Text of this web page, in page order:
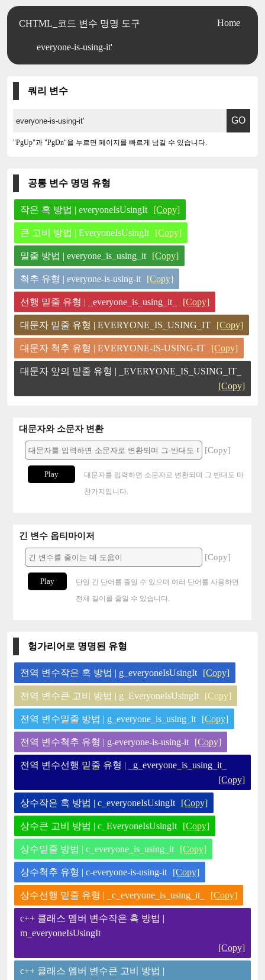
CHTML_코드 변수 명명 도구
everyone-is-using-it'
Home
쿼리 변수
"PgUp"과 "PgDn"을 누르면 페이지를 빠르게 넘길 수 있습니다.
공통 변수 명명 유형
작은 혹 방법 | everyoneIsUsingIt [Copy]
큰 고비 방법 | EveryoneIsUsingIt [Copy]
밑줄 방법 | everyone_is_using_it [Copy]
척추 유형 | everyone-is-using-it [Copy]
선행 밑줄 유형 | _everyone_is_using_it_ [Copy]
대문자 밑줄 유형 | EVERYONE_IS_USING_IT [Copy]
대문자 척추 유형 | EVERYONE-IS-USING-IT [Copy]
대문자 앞의 밑줄 유형 | _EVERYONE_IS_USING_IT_
[Copy]
대문자와 소문자 변환
[Copy]
Play
대문자를 입력하면 소문자로 변환되며 그 반대도 마
찬가지입니다.
긴 변수 옵티마이저
[Copy]
Play
단일 긴 단어를 줄일 수 있으며 여러 단어를 사용하면
전체 길이를 줄일 수 있습니다.
헝가리어로 명명된 유형
전역 변수작은 혹 방법 | g_everyoneIsUsingIt [Copy]
전역 변수큰 고비 방법 | g_EveryoneIsUsingIt [Copy]
전역 변수밑줄 방법 | g_everyone_is_using_it [Copy]
전역 변수척추 유형 | g-everyone-is-using-it [Copy]
전역 변수선행 밑줄 유형 | _g_everyone_is_using_it_
[Copy]
상수작은 혹 방법 | c_everyoneIsUsingIt [Copy]
상수큰 고비 방법 | c_EveryoneIsUsingIt [Copy]
상수밑줄 방법 | c_everyone_is_using_it [Copy]
상수척추 유형 | c-everyone-is-using-it [Copy]
상수선행 밑줄 유형 | _c_everyone_is_using_it_ [Copy]
c++ 클래스 멤버 변수작은 혹 방법 |
m_everyoneIsUsingIt
[Copy]
c++ 클래스 멤버 변수큰 고비 방법 |